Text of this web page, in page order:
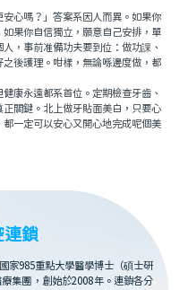
心嗎？」答案系因人而異。如果你
果你自信獨立，願意自己安排，單
，事前准備功夫要到位：做功課、
後護理。咁樣，無論喺邊度做，都
康永遠都系首位。定期檢查牙齒、
關鍵。北上做牙貼面美白，只要心
一定可以安心又開心地完成呢個美
連鎖
家985重點大學醫學博士（碩士研
集團，創始於2008年。連鎖各分